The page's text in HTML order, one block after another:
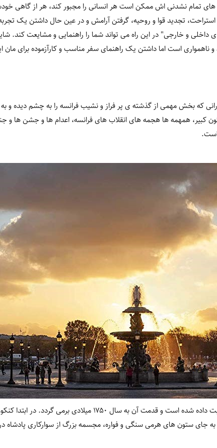
تمام نشدنی اش ممکن است هر انسانی را مجبور کند، هر از گاهی
استراحت، تجدید قوا و روحیه، گرفتن آرامش و در عین حال داشتن یک
ی داخلی و خارجی" در این راه می تواند شما را راهنمایی و مشایعت کند.
است اما داشتن یک راهنمای سفر مناسب و کارآزموده برای مان
که بخش مهمی از گذشته ی پر فراز و نشیب فرانسه را به چشم دیده و
کبیر، همهمه ها هجمه های انقلاب های فرانسه، اعدام ها و جشن ها و
است.
طراحی این میدان به آنژ- ژاک گابریل نسبت داده شده است و قدمت آن به
جای ستون های هرمی سنگی و فواره، مجسمه بزرگ از سوارکاری پادشاه